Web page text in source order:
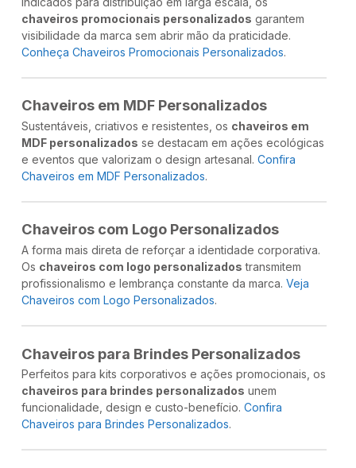
chaveiros promocionais personalizados garantem
visibilidade da marca sem abrir mão da praticidade.
Conheça Chaveiros Promocionais Personalizados.
Chaveiros em MDF Personalizados
Sustentáveis, criativos e resistentes, os chaveiros em
MDF personalizados se destacam em ações ecológicas
e eventos que valorizam o design artesanal. Confira
Chaveiros em MDF Personalizados.
Chaveiros com Logo Personalizados
A forma mais direta de reforçar a identidade corporativa.
Os chaveiros com logo personalizados transmitem
profissionalismo e lembrança constante da marca. Veja
Chaveiros com Logo Personalizados.
Chaveiros para Brindes Personalizados
Perfeitos para kits corporativos e ações promocionais, os
chaveiros para brindes personalizados unem
funcionalidade, design e custo-benefício. Confira
Chaveiros para Brindes Personalizados.